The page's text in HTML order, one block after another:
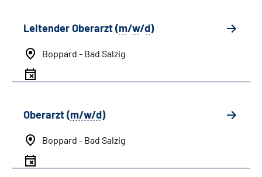
Leitender Oberarzt (m/w/d)
Boppard - Bad Salzig
Oberarzt (m/w/d)
Boppard - Bad Salzig